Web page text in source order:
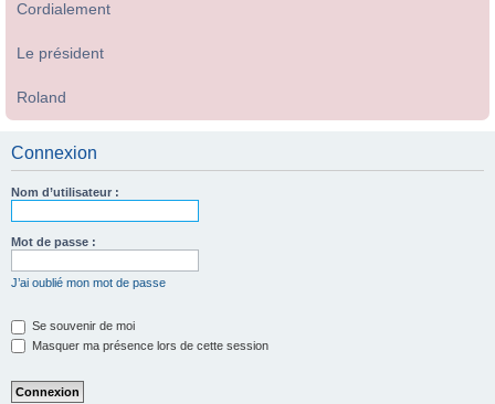
Cordialement
Le président
Roland
Connexion
Nom d’utilisateur :
Mot de passe :
J’ai oublié mon mot de passe
Se souvenir de moi
Masquer ma présence lors de cette session